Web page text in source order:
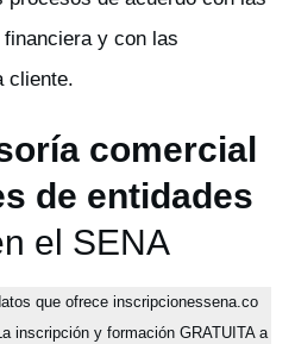
y con las
cliente.
comercial
de entidades
el SENA
que ofrece inscripcionessena.co
inscripción y formación GRATUITA a